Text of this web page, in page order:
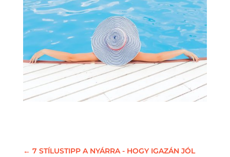
← 7 STÍLUSTIPP A NYÁRRA - HOGY IGAZÁN JÓL